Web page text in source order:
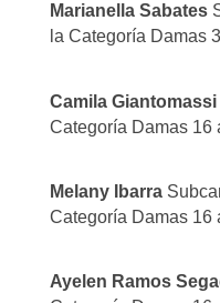
Marianella Sabates
la Categoría Damas
Camila Giantomassi
Categoría Damas 16
Melany Ibarra
Categoría Damas 16
Ayelen Ramos